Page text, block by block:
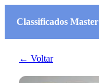
Classificados Master
← Voltar